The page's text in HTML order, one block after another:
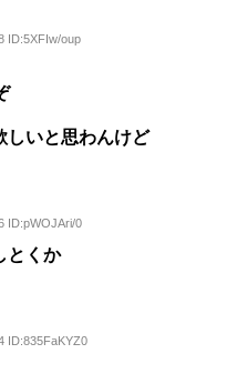
ID:5XFIw/oup
しいと思わんけど
ID:pWOJAri/0
とくか
ID:835FaKYZ0